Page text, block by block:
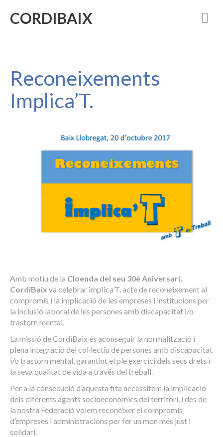
CORDIBAIX
Reconeixements
Implica’T.
Amb motiu de la Cloenda del seu 30èAniversari,
CordiBaix va celebrar implica’T, acte de reconeixement al
compromís i la implicació de les empreses i institucions per
la inclusió laboral de les persones amb discapacitat i/o
trastorn mental.
La missió de CordiBaix és aconseguir la normalització i
plena integració del col·lectiu de persones amb discapacitat
i/o trastorn mental, garantint el ple exercici dels seus drets i
la seva qualitat de vida a través del treball.
Per a la consecució d’aquesta fita necessitem la implicació
dels diferents agents socioeconòmics del territori, i des de
la nostra Federació volem reconèixer el compromís
d’empreses i administracions per fer un mon més just i
solidari.